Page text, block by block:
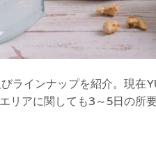
ラインナップを紹介。現在
リアに関しても3～5日の所